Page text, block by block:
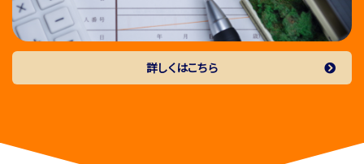
詳しくはこちら